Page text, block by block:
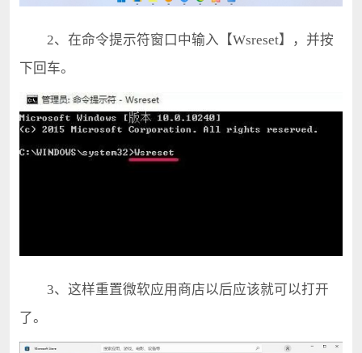
2、在命令提示符窗口中输入【Wsreset】，并按
下回车。
3、这样重置微软应用商店以后应该就可以打开
了。